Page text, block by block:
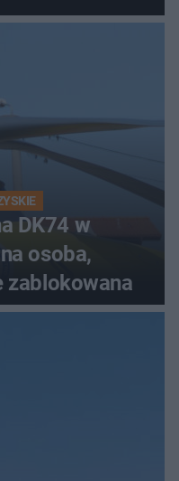
DK74 w
osoba,
zablokowana